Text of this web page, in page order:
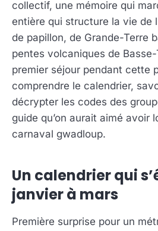
collectif, une mémoire qui
entière qui structure la vie de
de papillon, de Grande-Terre
pentes volcaniques de
premier séjour pendant cette
comprendre le calendrier,
décrypter les codes des
guide qu’on aurait aimé avoir
carnaval gwadloup.
Un calendrier qui
janvier à mars
Première surprise pour un